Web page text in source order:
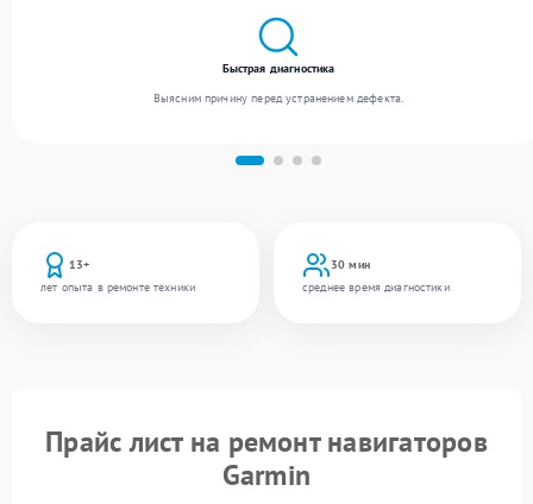
13+
лет опыта в ремонте техники
30 мин
среднее время диагностики
Быстрая диагностика
Выясним причину перед устранением дефекта.
Прайс лист на ремонт навигаторов
Garmin